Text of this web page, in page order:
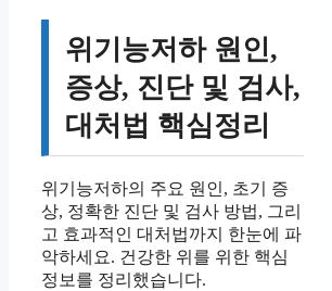
위기능저하 원인,
증상, 진단 및 검사,
대처법 핵심정리
위기능저하의 주요 원인, 초기 증
상, 정확한 진단 및 검사 방법, 그리
고 효과적인 대처법까지 한눈에 파
악하세요. 건강한 위를 위한 핵심
정보를 정리했습니다.